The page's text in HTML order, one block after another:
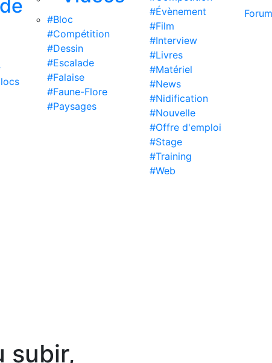
#Bloc
#Compétition
#Dessin
#Escalade
#Falaise
#Faune-Flore
#Paysages
#Évènement
#Film
#Interview
#Livres
#Matériel
#News
#Nidification
#Nouvelle
#Offre d'emploi
#Stage
#Training
#Web
Forum
subir,